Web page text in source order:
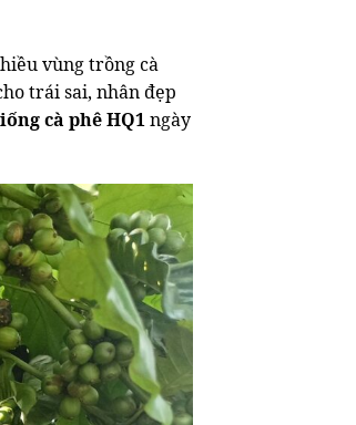
vùng trồng cà
trái sai, nhân đẹp
cà phê HQ1ngày